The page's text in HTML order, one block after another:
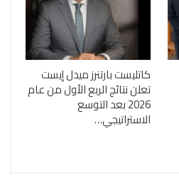
كاتليست بارتنرز ميدل إيست
تعلن نتائج الربع الأول من عام
2026 بعد التوسع
الاستراتيجي…